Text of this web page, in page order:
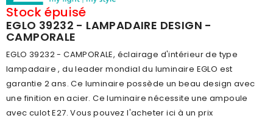
HAUTEUR (MM)
CLASSE DE PROTECTION2
BRANCHEMENT
OUI
POIDS (KG)
3.503
CODE À BARRE
9002759392321
RÉSEAU
A
Stock épuisé
EGLO 39232 - LAMPADAIRE DESIGN -
CAMPORALE
EGLO 39232 - CAMPORALE, éclairage d'intérieur de type
lampadaire , du leader mondial du luminaire EGLO est
garantie 2 ans. Ce luminaire possède un beau design avec
une finition en acier. Ce luminaire nécessite une ampoule
avec culot E27. Vous pouvez l'acheter ici à un prix